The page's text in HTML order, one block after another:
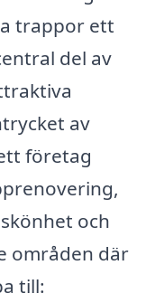
trappor ett
del av
av
företag
och
områden där
till: